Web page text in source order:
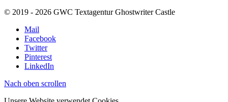
© 2019 - 2026 GWC Textagentur Ghostwriter Castle
Mail
Facebook
Twitter
Pinterest
LinkedIn
Nach oben scrollen